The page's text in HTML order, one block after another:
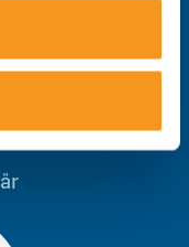
på berget!